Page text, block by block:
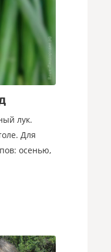
лук.
Для
осенью,